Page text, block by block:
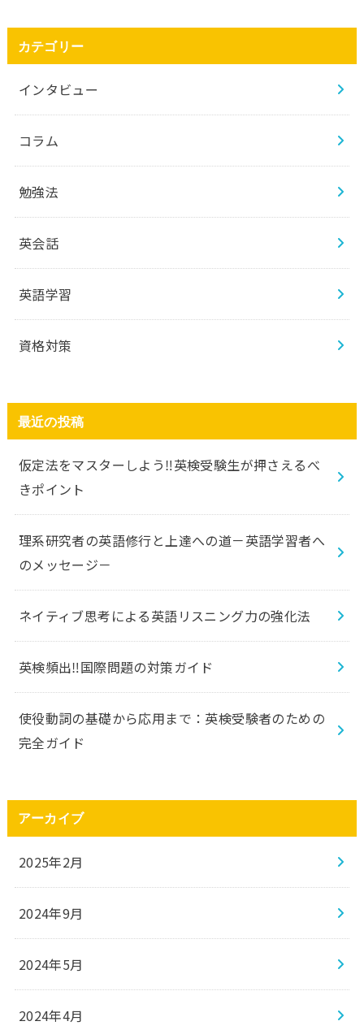
カテゴリー
インタビュー
コラム
勉強法
英会話
英語学習
資格対策
最近の投稿
仮定法をマスターしよう‼️英検受験生が押さえるべ
きポイント
理系研究者の英語修行と上達への道－英語学習者へ
のメッセージ－
ネイティブ思考による英語リスニング力の強化法
英検頻出‼️国際問題の対策ガイド
使役動詞の基礎から応用まで：英検受験者のための
完全ガイド
アーカイブ
2025年2月
2024年9月
2024年5月
2024年4月